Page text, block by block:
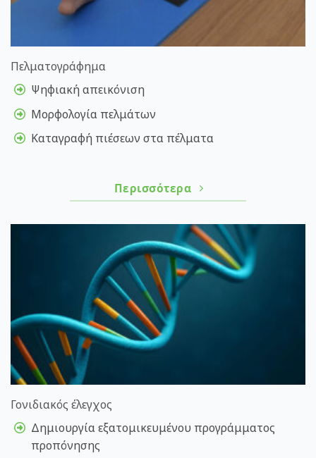
Πελματογράφημα
Ψηφιακή απεικόνιση
Μορφολογία πελμάτων
Καταγραφή πιέσεων στα πέλματα
Περισσότερα
Γονιδιακός έλεγχος
Δημιουργία εξατομικευμένου προγράμματος
προπόνησης